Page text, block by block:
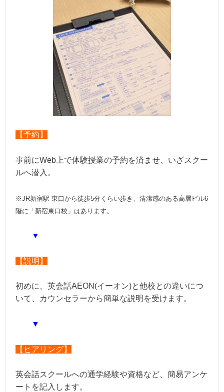
【予約】
事前にWeb上で体験授業の予約を済ませ、いざスクー
ルへ潜入。
※JR新宿駅 東口から徒歩5分くらい歩き、清潔感のある高層ビル6
階に「新宿東口校」はあります。
▼
【説明】
初めに、英会話AEON(イーオン)と他校との違いにつ
いて、カウンセラーから簡単な説明を受けます。
▼
【ヒアリング】
英会話スクールへの通学経験や資格など、簡易アンケ
ートを記入します。